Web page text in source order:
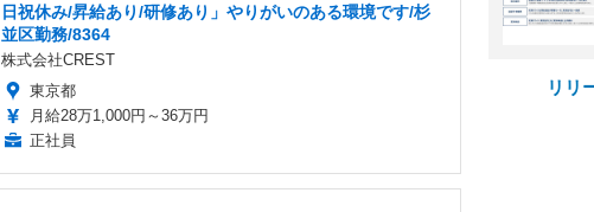
日祝休み/昇給あり/研修あり」やりがいのある環境です/杉
並区勤務/8364
株式会社CREST
東京都
月給28万1,000円～36万円
正社員
リリ